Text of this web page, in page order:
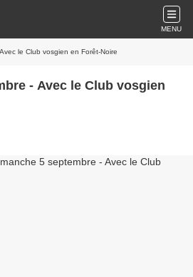
MENU
le Club vosgien en Forêt-Noire
- Avec le Club vosgien